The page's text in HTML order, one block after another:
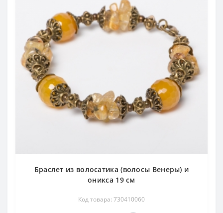
Браслет из волосатика (волосы Венеры) и
оникса 19 см
Код товара: 730410060